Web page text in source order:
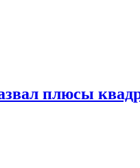
плюсы